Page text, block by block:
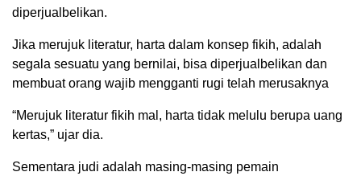
diperjualbelikan.
Jika merujuk literatur, harta dalam konsep fikih, adalah
segala sesuatu yang bernilai, bisa diperjualbelikan dan
membuat orang wajib mengganti rugi telah merusaknya
“Merujuk literatur fikih mal, harta tidak melulu berupa uang
kertas,” ujar dia.
Sementara judi adalah masing-masing pemain